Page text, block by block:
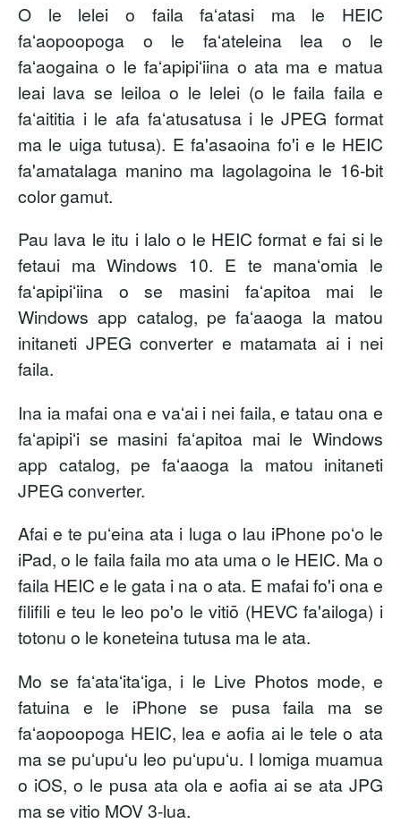
O le lelei o faila faʻatasi ma le HEIC
faʻaopoopoga o le faʻateleina lea o le
faʻaogaina o le faʻapipiʻiina o ata ma e matua
leai lava se leiloa o le lelei (o le faila faila e
faʻaititia i le afa faʻatusatusa i le JPEG format
ma le uiga tutusa). E fa'asaoina fo'i e le HEIC
fa'amatalaga manino ma lagolagoina le 16-bit
color gamut.
Pau lava le itu i lalo o le HEIC format e fai si le
fetaui ma Windows 10. E te manaʻomia le
faʻapipiʻiina o se masini faʻapitoa mai le
Windows app catalog, pe faʻaaoga la matou
initaneti JPEG converter e matamata ai i nei
faila.
Ina ia mafai ona e vaʻai i nei faila, e tatau ona e
faʻapipiʻi se masini faʻapitoa mai le Windows
app catalog, pe faʻaaoga la matou initaneti
JPEG converter.
Afai e te puʻeina ata i luga o lau iPhone poʻo le
iPad, o le faila faila mo ata uma o le HEIC. Ma o
faila HEIC e le gata i na o ata. E mafai fo'i ona e
filifili e teu le leo po'o le vitiō (HEVC fa'ailoga) i
totonu o le koneteina tutusa ma le ata.
Mo se faʻataʻitaʻiga, i le Live Photos mode, e
fatuina e le iPhone se pusa faila ma se
faʻaopoopoga HEIC, lea e aofia ai le tele o ata
ma se puʻupuʻu leo puʻupuʻu. I lomiga muamua
o iOS, o le pusa ata ola e aofia ai se ata JPG
ma se vitio MOV 3-lua.